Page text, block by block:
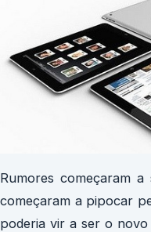
Rumores começaram
começaram a pipocar
poderia vir a ser o novo